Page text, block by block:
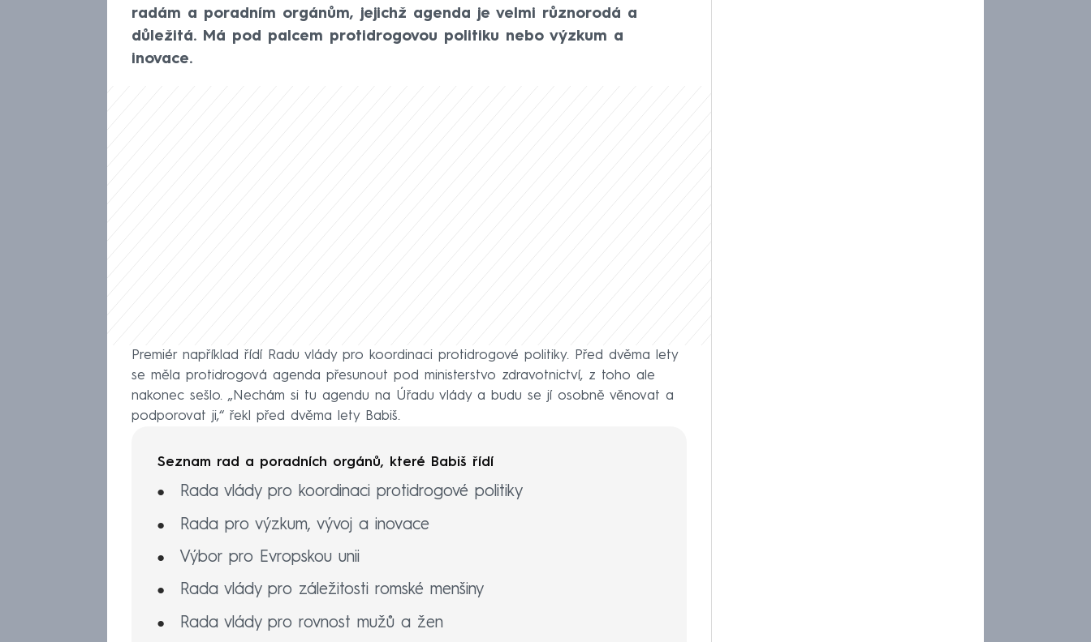
radám a poradním orgánům, jejichž agenda je velmi různorodá a
důležitá. Má pod palcem protidrogovou politiku nebo výzkum a
inovace.
Premiér například řídí Radu vlády pro koordinaci protidrogové politiky. Před dvěma lety
se měla protidrogová agenda přesunout pod ministerstvo zdravotnictví, z toho ale
nakonec sešlo. „Nechám si tu agendu na Úřadu vlády a budu se jí osobně věnovat a
podporovat ji,“ řekl před dvěma lety Babiš.
Seznam rad a poradních orgánů, které Babiš řídí
Rada vlády pro koordinaci protidrogové politiky
Rada pro výzkum, vývoj a inovace
Výbor pro Evropskou unii
Rada vlády pro záležitosti romské menšiny
Rada vlády pro rovnost mužů a žen